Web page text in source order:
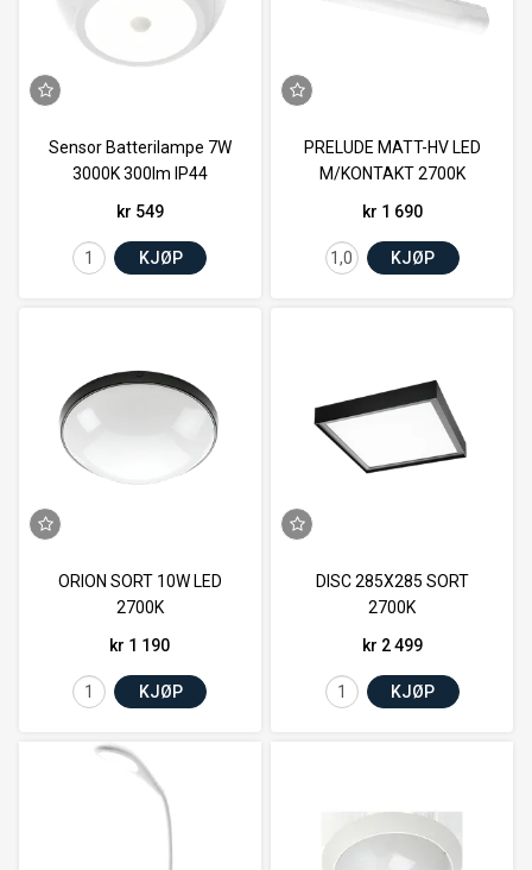
Sensor Batterilampe 7W
3000K 300lm IP44
kr 549
KJØP
PRELUDE MATT-HV LED
M/KONTAKT 2700K
kr 1 690
KJØP
ORION SORT 10W LED
2700K
kr 1 190
KJØP
DISC 285X285 SORT
2700K
kr 2 499
KJØP